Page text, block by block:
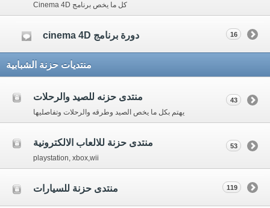
كل ما يخص برنامج Cinema 4D
دورة برنامج cinema 4D 16
منتديات حزنة الشبابية
منتدى حزنه للصيد والرحلات
يهتم بكل ما يخص الصيد وطرقه والرحلات وتفاصليها
43
منتدى حزنة للالعاب الالكترونية
playstation, xbox,wii
53
منتدى حزنة للسيارات 119